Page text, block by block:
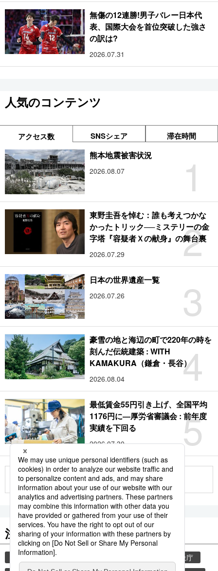
無傷の12連勝!男子バレー日本代
表、国際大会を首位突破した強さ
の訳は?
2026.07.31
人気のコンテンツ
アクセス数 SNSシェア 滞在時間
1
熊本地震被害状況
2026.08.07
2
東野圭吾を悼む：誰も考えつかな
かったトリック──ミステリーの金
字塔『容疑者Ｘの献身』の舞台裏
2026.07.29
3
日本の世界遺産一覧
2026.07.26
4
豪雪の地と海辺の町で220年の時を
刻んだ伝統建築 : WITH
KAMAKURA（鎌倉・長谷）
2026.08.04
5
最低賃金55円引き上げ、全国平均
1176円に―厚労省審議会 : 前年度
実績を下回る
2026.07.30
もっと見る
注目のキーワード
共同通信ニュース
気象庁